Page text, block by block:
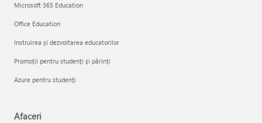
Microsoft 365 Education
Office Education
Instruirea și dezvoltarea educatorilor
Promoții pentru studenți și părinți
Azure pentru studenți
Afaceri